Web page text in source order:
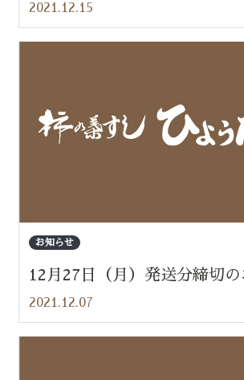
2021.12.15
お知らせ
12月27日（月）発送分締切
2021.12.07